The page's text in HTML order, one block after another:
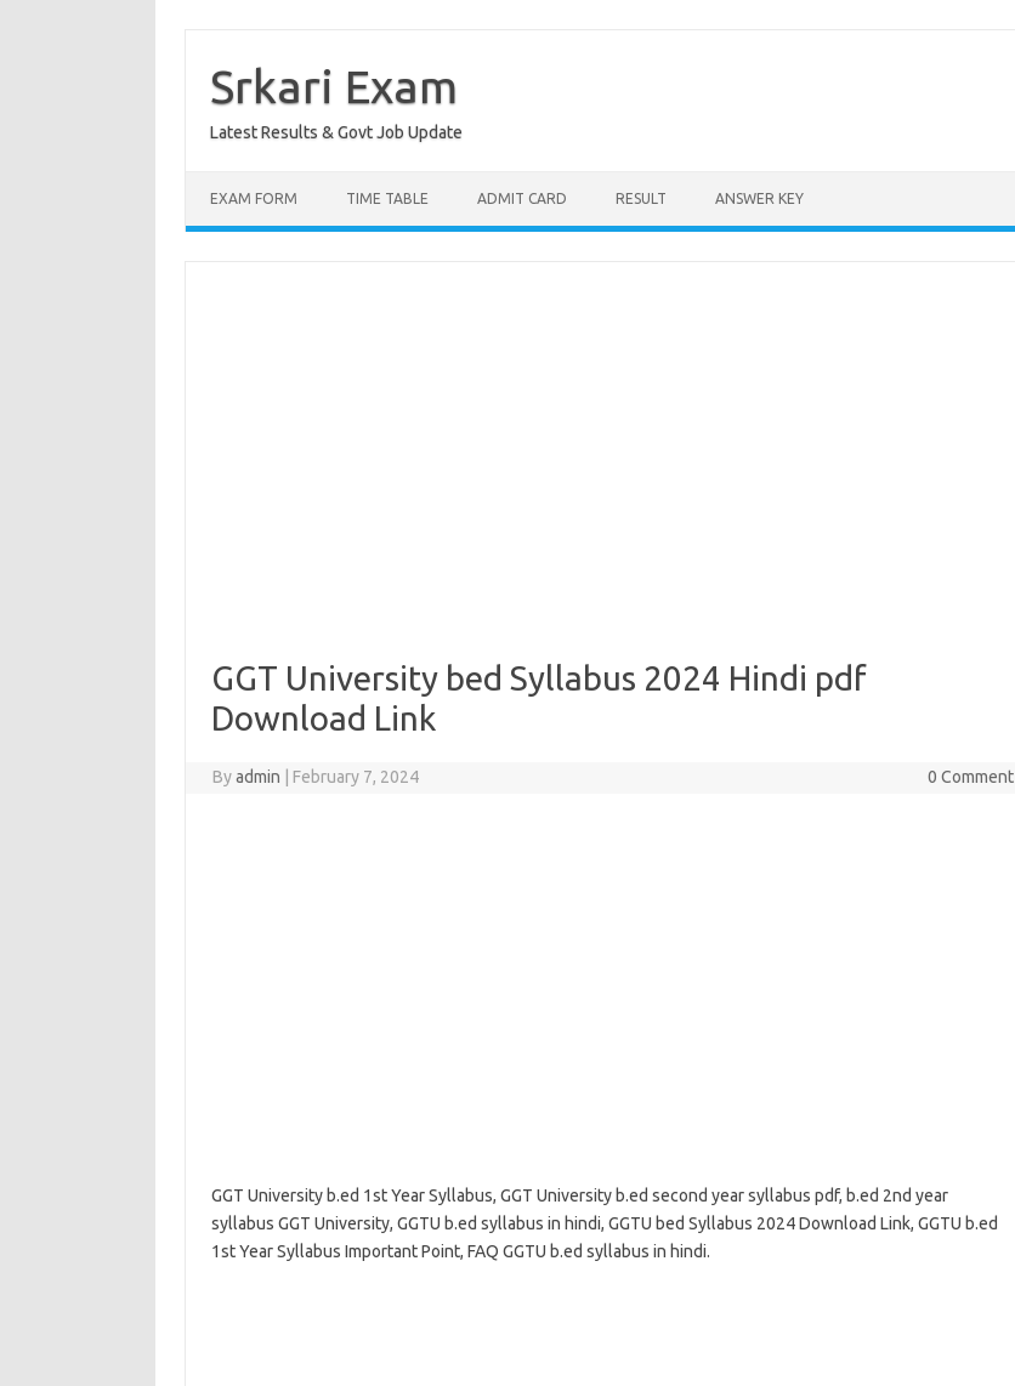
contentSrkari Exam
Latest Results & Govt Job Update
EXAM FORM TIME TABLE ADMIT CARD RESULT ANSWER KEY
GGT University bed Syllabus 2024 Hindi pdf
Download Link
Byadmin February 7, 2024 0 Comment
GGT University b.ed 1st Year Syllabus, GGT University b.ed second year syllabus pdf, b.ed 2nd year
syllabus GGT University, GGTU b.ed syllabus in hindi, GGTU bed Syllabus 2024 Download Link, GGTU b.ed
1st Year Syllabus Important Point, FAQ GGTU b.ed syllabus in hindi.